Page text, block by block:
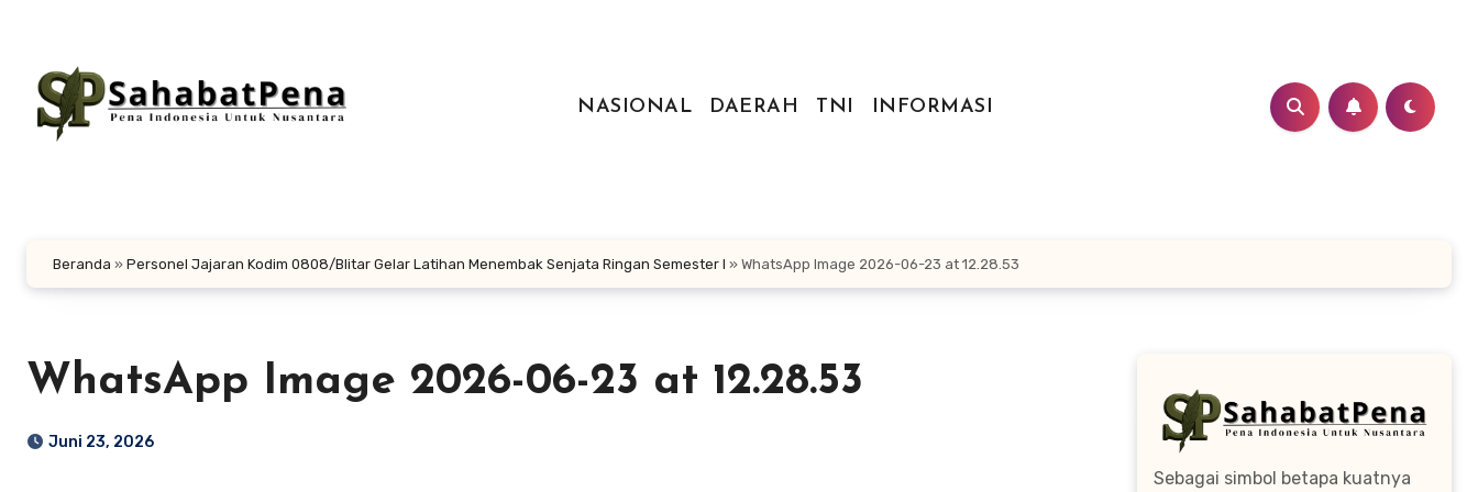
konten
NASIONAL
DAERAH TNI INFORMASI
Beranda » Personel Jajaran Kodim 0808/Blitar Gelar Latihan Menembak Senjata Ringan Semester I » WhatsApp Image 2026-06-23 at 12.28.53
WhatsApp Image 2026-06-23 at 12.28.53
Juni 23, 2026
Sebagai simbol betapa kuatnya